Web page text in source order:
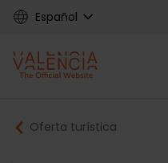
Skip
content
Español
Main
navigation
Breadcrumb
Oferta turística